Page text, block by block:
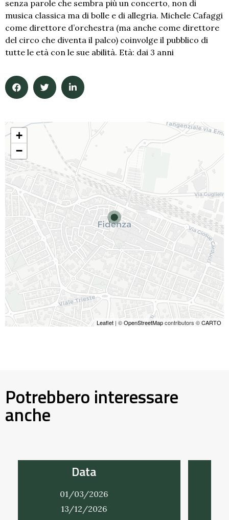
senza parole che sembra più un concerto, non di
musica classica ma di bolle e di allegria. Michele Cafaggi
come direttore d’orchestra (ma anche come direttore
del circo che diventa il palco) coinvolge il pubblico di
tutte le età con le sue abilità. Età: dai 3 anni
+
−
Leaflet | ©OpenStreetMapcontributors ©CARTO
Potrebbero interessare
anche
01/03/2026
31/12/2026